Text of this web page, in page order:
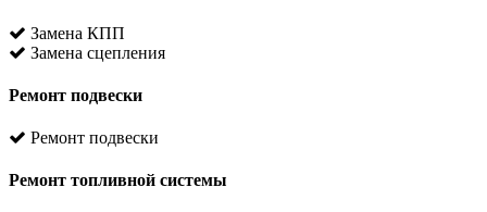
Замена КПП
Замена сцепления
Ремонт подвески
Ремонт подвески
Ремонт топливной системы